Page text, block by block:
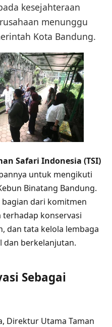
kesejahteraan
menunggu
Kota Bandung.
Safari Indonesia (TSI)
untuk mengikuti
Binatang Bandung.
dari komitmen
konservasi
dan tata kelola lembaga
dan berkelanjutan.
Sebagai
Direktur Utama Taman